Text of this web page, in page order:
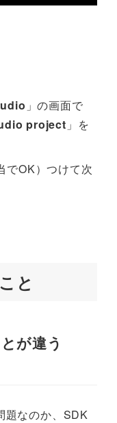
」の画面で
project 」を
でOK）つけて次
と
が違う
題なのか、SDK